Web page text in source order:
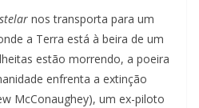
nos transporta para um
a Terra está à beira de um
estão morrendo, a poeira
enfrenta a extinção
McConaughey), um ex-piloto